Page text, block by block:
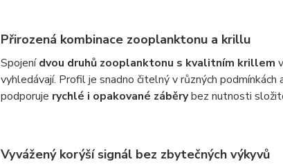
Přirozená kombinace zooplanktonu a krillu
Spojenídvou druhů zooplanktonu s kvalitním krillem
vyhledávají. Profil je snadno čitelný v různých
podporuje rychlé i opakované záběrybez nutnosti
Vyvážený korýší signál bez zbytečných výkyvů